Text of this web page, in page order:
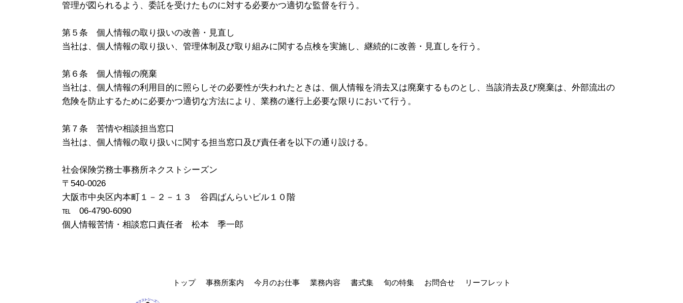
管理が図られるよう、委託を受けたものに対する必要かつ適切な監督を行う。
第５条 個人情報の取り扱いの改善・見直し
当社は、個人情報の取り扱い、管理体制及び取り組みに関する点検を実施し、継続的に改善・見直しを行う。
第６条 個人情報の廃棄
当社は、個人情報の利用目的に照らしその必要性が失われたときは、個人情報を消去又は廃棄するものとし、当該消去及び廃棄は、外部流出の
危険を防止するために必要かつ適切な方法により、業務の遂行上必要な限りにおいて行う。
第７条 苦情や相談担当窓口
当社は、個人情報の取り扱いに関する担当窓口及び責任者を以下の通り設ける。
社会保険労務士事務所ネクストシーズン
〒540-0026
大阪市中央区内本町１－２－１３ 谷四ばんらいビル１０階
℡ 06-4790-6090
個人情報苦情・相談窓口責任者 松本 季一郎
トップ 事務所案内 今月のお仕事 業務内容 書式集 旬の特集 お問合せ リーフレット